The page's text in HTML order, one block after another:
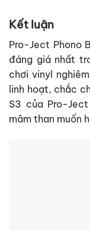
Kết luận
Pro-Ject Phono
đáng giá nhất
chơi vinyl
linh hoạt, chắc
S3 của Pro-
mâm than muốn